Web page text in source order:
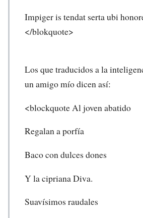
Impiger is tendat serta ubi
</blokquote>
Los que traducidos a la
un amigo mío dicen así:
<blockquote Al joven abatido
Regalan a porfía
Baco con dulces dones
Y la cipriana Diva.
Suavísimos raudales